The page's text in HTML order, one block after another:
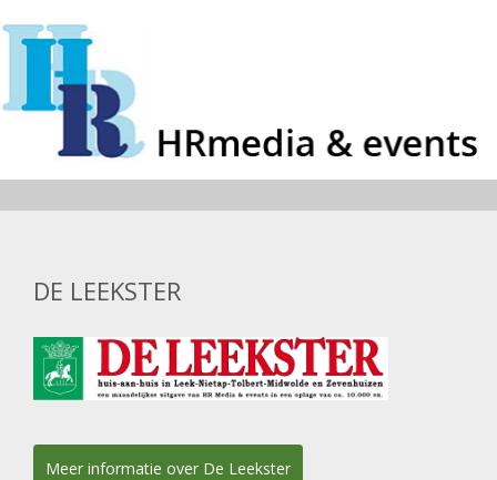
DE LEEKSTER
Meer informatie over De Leekster